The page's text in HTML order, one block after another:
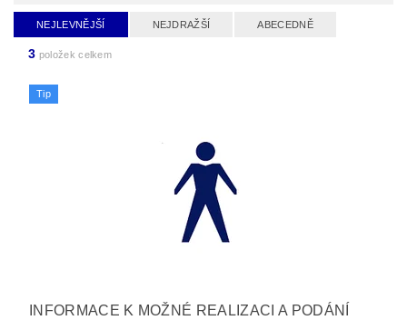
NEJLEVNĚJŠÍ NEJDRAŽŠÍ ABECEDNĚ
3 položek celkem
Tip
INFORMACE K MOŽNÉ REALIZACI A PODÁNÍ